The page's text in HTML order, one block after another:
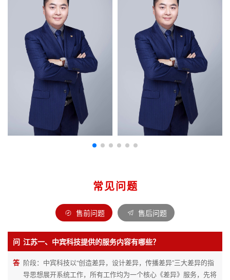
常见问题
售前问题 售后问题
问 江苏一、中宾科技提供的服务内容有哪些？
答 阶段：中宾科技以“创造差异，设计差异，传播差异”三大差异的指
导思想展开系统工作，所有工作均为一个核心《差异》服务，先将